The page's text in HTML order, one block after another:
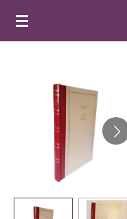
Passer